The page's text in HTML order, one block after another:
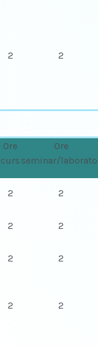
2 2
Ore
curs
Ore
seminar/
2 2
2 2
2 2
2 2